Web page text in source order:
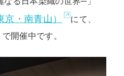
・南青山）
にて、
開催中です。